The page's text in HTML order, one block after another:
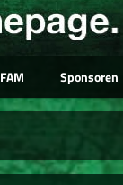
FAM Sponsoren